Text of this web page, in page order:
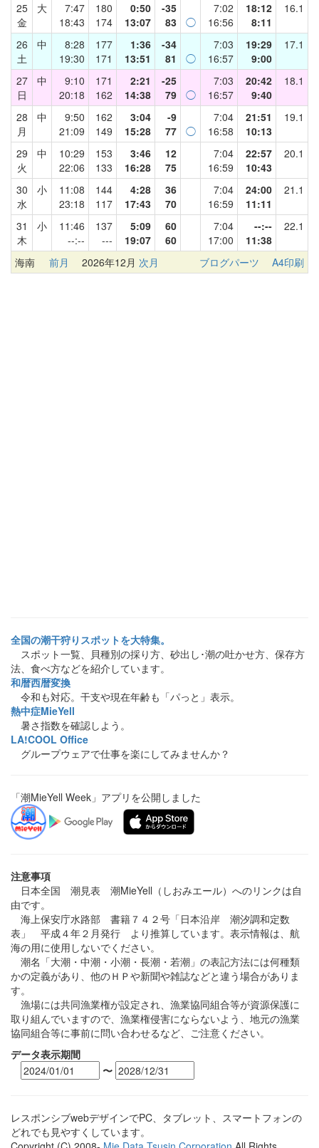
25
金
大
7:47
18:43
180
174
0:50
13:07
-35
83
◯
7:02
16:56
18:12
8:11
16.1
26
土
中
8:28
19:30
177
171
1:36
13:51
-34
81
◯
7:03
16:57
19:29
9:00
17.1
27
日
中
9:10
20:18
171
162
2:21
14:38
-25
79
◯
7:03
16:57
20:42
9:40
18.1
28
月
中
9:50
21:09
162
149
3:04
15:28
-9
77
◯
7:04
16:58
21:51
10:13
19.1
29
火
中
10:29
22:06
153
133
3:46
16:28
12
75
7:04
16:59
22:57
10:43
20.1
30
水
小
11:08
23:18
144
117
4:28
17:43
36
70
7:04
16:59
24:00
11:11
21.1
31
木
小
11:46
--:--
137
---
5:09
19:07
60
60
7:04
17:00
--:--
11:38
22.1
海南 前月 2026年12月 次月 ブログパーツ A4印刷
全国の潮干狩りスポットを大特集。
スポット一覧、貝種別の採り方、砂出し･潮の吐かせ方、保存方
法、食べ方などを紹介しています。
和暦西暦変換
令和も対応。干支や現在年齢も「パっと」表示。
熱中症MieYell
暑さ指数を確認しよう。
LA!COOL Office
グループウェアで仕事を楽にしてみませんか？
「潮MieYell Week」アプリを公開しました
注意事項
日本全国 潮見表 潮MieYell（しおみエール）へのリンクは自
由です。
海上保安庁水路部 書籍７４２号「日本沿岸 潮汐調和定数
表」 平成４年２月発行 より推算しています。表示情報は、航
海の用に使用しないでください。
潮名「大潮・中潮・小潮・長潮・若潮」の表記方法には何種類
かの定義があり、他のＨＰや新聞や雑誌などと違う場合がありま
す。
漁場には共同漁業権が設定され、漁業協同組合等が資源保護に
取り組んでいますので、漁業権侵害にならないよう、地元の漁業
協同組合等に事前に問い合わせるなど、ご注意ください。
データ表示期間
〜
レスポンシブwebデザインでPC、タブレット、スマートフォンの
どれでも見やすくしています。